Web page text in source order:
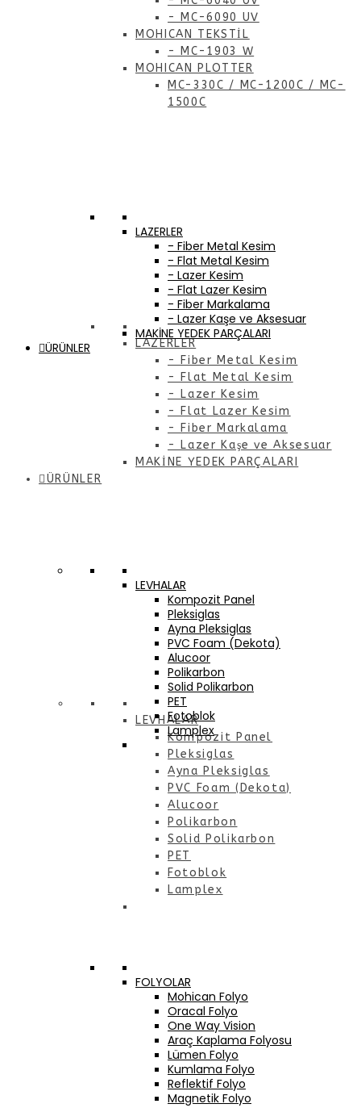
- MC-6090 UV
MOHICAN TEKSTİL
- MC-1903 W
MOHICAN PLOTTER
MC-330C / MC-1200C / MC-
1500C
LAZERLER
- Fiber Metal Kesim
- Flat Metal Kesim
- Lazer Kesim
- Flat Lazer Kesim
- Fiber Markalama
- Lazer Kaşe ve Aksesuar
MAKİNE YEDEK PARÇALARI
ÜRÜNLER
LEVHALAR
Kompozit Panel
Pleksiglas
Ayna Pleksiglas
PVC Foam (Dekota)
Alucoor
Polikarbon
Solid Polikarbon
PET
Fotoblok
Lamplex
LAZERLER
- Fiber Metal Kesim
- Flat Metal Kesim
- Lazer Kesim
- Flat Lazer Kesim
- Fiber Markalama
- Lazer Kaşe ve Aksesuar
MAKİNE YEDEK PARÇALARI
ÜRÜNLER
LEVHALAR
Kompozit Panel
Pleksiglas
Ayna Pleksiglas
PVC Foam (Dekota)
Alucoor
Polikarbon
Solid Polikarbon
PET
Fotoblok
Lamplex
FOLYOLAR
Mohican Folyo
Oracal Folyo
One Way Vision
Araç Kaplama Folyosu
Lümen Folyo
Kumlama Folyo
Reflektif Folyo
Magnetik Folyo